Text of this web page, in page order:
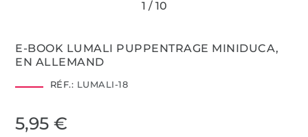
E-BOOK LUMALI PUPPENTRAGE MINIDUCA,
EN ALLEMAND
RÉF.: LUMALI-18
5,95 €